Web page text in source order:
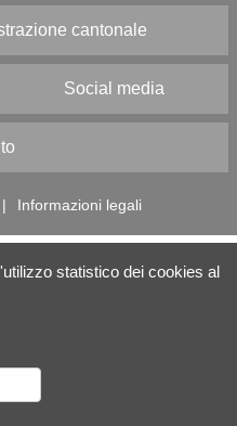
statistico dei cookies al
cantonale
Social media
| Informazioni legali